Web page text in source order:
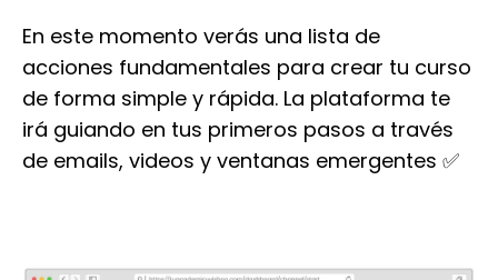
En este momento verás una lista de
acciones fundamentales para crear tu curso
de forma simple y rápida. La plataforma te
irá guiando en tus primeros pasos a través
de emails, videos y ventanas emergentes ✅